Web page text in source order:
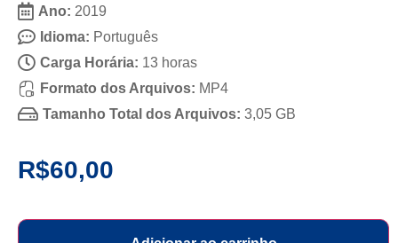
Ano: 2019
Idioma: Português
Carga Horária: 13 horas
Formato dos Arquivos: MP4
Tamanho Total dos Arquivos: 3,05 GB
R$60,00